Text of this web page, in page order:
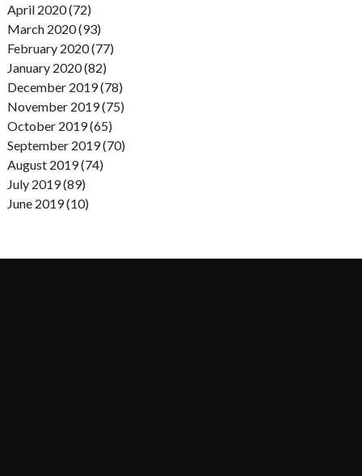
April 2020 (72)
March 2020 (93)
February 2020 (77)
January 2020 (82)
December 2019 (78)
November 2019 (75)
October 2019 (65)
September 2019 (70)
August 2019 (74)
July 2019 (89)
June 2019 (10)